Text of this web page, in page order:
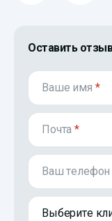
Оставить
Ваше имя *
Почта*
Ваш
Выберите